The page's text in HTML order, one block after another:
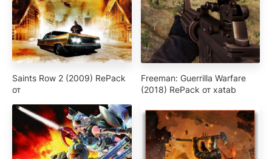
Saints Row 2 (2009) RePack
от
Freeman: Guerrilla Warfare
(2018) RePack от xatab